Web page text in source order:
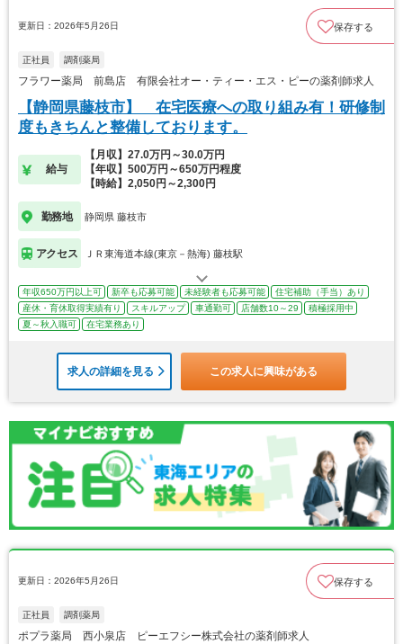
更新日：2026年5月26日 保存する
正社員 調剤薬局
フラワー薬局 前島店 有限会社オー・ティー・エス・ピーの薬剤師求人
【静岡県藤枝市】 在宅医療への取り組み有！研修制
度もきちんと整備しております。
給与
【月収】27.0万円～30.0万円
【年収】500万円～650万円程度
【時給】2,050円～2,300円
勤務地 静岡県 藤枝市
アクセス ＪＲ東海道本線(東京－熱海) 藤枝駅
年収650万円以上可 新卒も応募可能 未経験者も応募可能
住宅補助（手当）あり
産休・育休取得実績有り
スキルアップ 車通勤可 店舗数10～29
積極採用中
夏～秋入職可
在宅業務あり
求人の詳細を見る この求人に興味がある
更新日：2026年5月26日 保存する
正社員 調剤薬局
ポプラ薬局 西小泉店 ピーエフシー株式会社の薬剤師求人